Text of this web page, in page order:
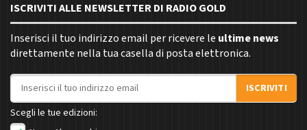
ISCRIVITI ALLE NEWSLETTER DI RADIO GOLD
Inserisci il tuo indirizzo email per ricevere le ultime news
direttamente nella tua casella di posta elettronica.
Indirizzo email
ISCRIVITI
Scegli le tue edizioni: